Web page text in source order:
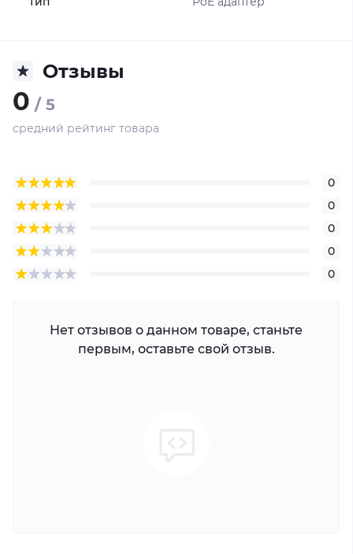
Отзывы
0 / 5
средний рейтинг товара
0
0
0
0
0
Нет отзывов о данном товаре, станьте
первым, оставьте свой отзыв.